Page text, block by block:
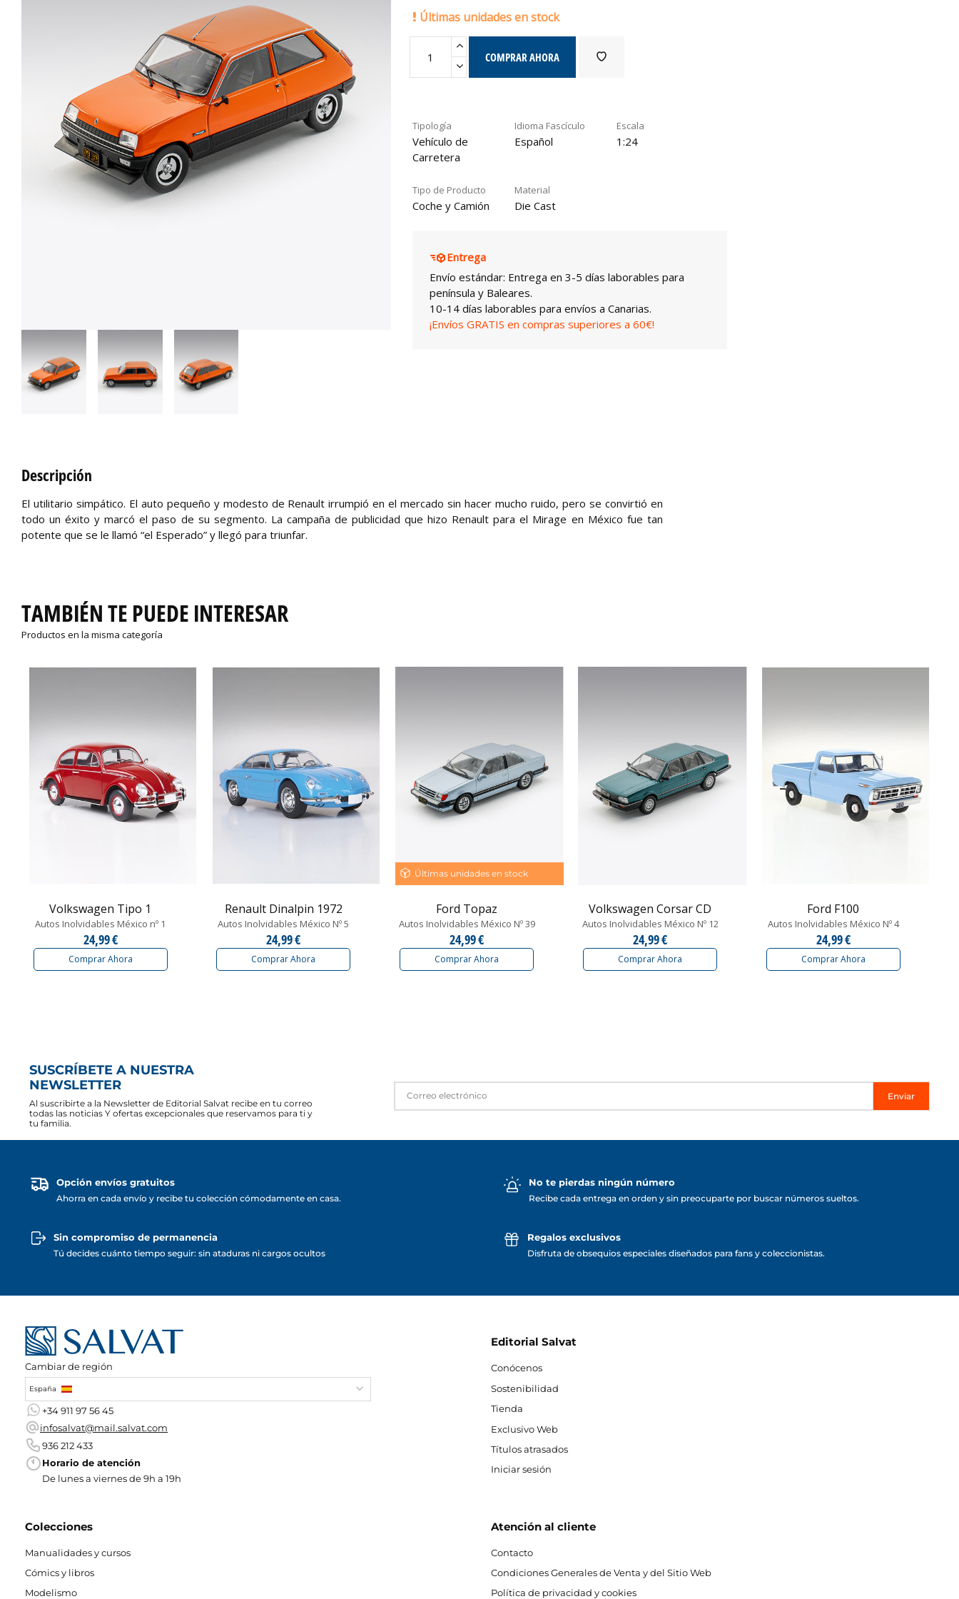
Últimas unidades en stock
COMPRAR AHORA
Tipología
Vehículo de
Carretera
Idioma Fascículo
Español
Escala
1:24
Tipo de Producto
Coche y Camión
Material
Die Cast
Entrega
Envío estándar: Entrega en 3-5 días laborables para
península y Baleares.
10-14 días laborables para envíos a Canarias.
¡Envíos GRATIS en compras superiores a 60€!
Descripción
El utilitario simpático. El auto pequeño y modesto de Renault irrumpió en el mercado sin hacer mucho ruido, pero se convirtió en
todo un éxito y marcó el paso de su segmento. La campaña de publicidad que hizo Renault para el Mirage en México fue tan
potente que se le llamó “el Esperado” y llegó para triunfar.
TAMBIÉN TE PUEDE INTERESAR
Productos en la misma categoría
Volkswagen Tipo 1
Autos Inolvidables México nº 1
24,99 €
Comprar Ahora
Renault Dinalpin 1972
Autos Inolvidables México Nº 5
24,99 €
Comprar Ahora
Últimas unidades en stock
Ford Topaz
Autos Inolvidables México Nº 39
24,99 €
Comprar Ahora
Volkswagen Corsar CD
Autos Inolvidables México Nº 12
24,99 €
Comprar Ahora
Ford F100
Autos Inolvidables México Nº 4
24,99 €
Comprar Ahora
SUSCRÍBETE A NUESTRA
NEWSLETTER
Al suscribirte a la Newsletter de Editorial Salvat recibe en tu correo
todas las noticias Y ofertas excepcionales que reservamos para ti y
tu familia.
Enviar
Opción envíos gratuitos
Ahorra en cada envío y recibe tu colección cómodamente en casa.
No te pierdas ningún número
Recibe cada entrega en orden y sin preocuparte por buscar números sueltos.
Sin compromiso de permanencia
Tú decides cuánto tiempo seguir: sin ataduras ni cargos ocultos
Regalos exclusivos
Disfruta de obsequios especiales diseñados para fans y coleccionistas.
Cambiar de región
España
+34 911 97 56 45
infosalvat@mail.salvat.com
936 212 433
Horario de atención
De lunes a viernes de 9h a 19h
Editorial Salvat
Conócenos
Sostenibilidad
Tienda
Exclusivo Web
Títulos atrasados
Iniciar sesión
Colecciones
Manualidades y cursos
Cómics y libros
Modelismo
Atención al cliente
Contacto
Condiciones Generales de Venta y del Sitio Web
Política de privacidad y cookies